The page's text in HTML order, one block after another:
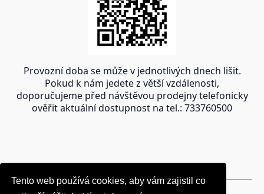
Tento web používá cookies, aby vám zajistil co
Tento web používá cookies, aby vám zajistil co
Provozní doba se může v jednotlivých dnech lišit.
Pokud k nám jedete z větší vzdálenosti,
doporučujeme před návštěvou prodejny telefonicky
ověřit aktuální dostupnost na tel.: 733760500